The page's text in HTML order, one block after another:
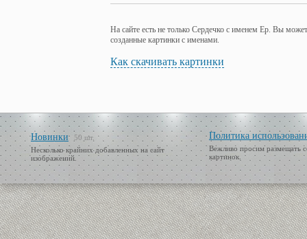
На сайте есть не только Сердечко с именем Ер. Вы
созданные картинки с именами.
Как скачивать картинки
Новинки
50 шт.
Несколько крайних добавленных на сайт
изображений.
Политика
Вежливо просим размещать
картинок.